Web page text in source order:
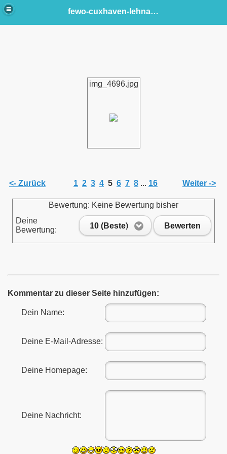
fewo-cuxhaven-lehnacker
img_4696.jpg
<- Zurück 1 2 3 4 5 6 7 8 ... 16 Weiter ->
Bewertung: Keine Bewertung bisher
Deine
Bewertung:
10 (Beste) Bewerten
Kommentar zu dieser Seite hinzufügen:
Dein Name:
Deine E-Mail-Adresse:
Deine Homepage:
Deine Nachricht: